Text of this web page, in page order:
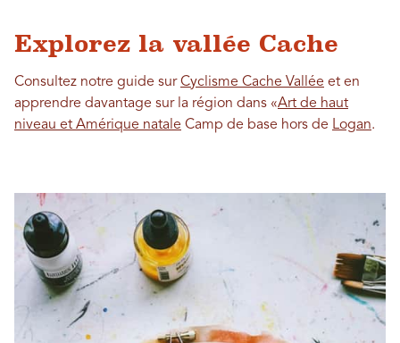
Explorez la vallée Cache
Consultez notre guide surCyclisme Cache Vallée et en
apprendre davantage sur la région dans «Art de haut
niveau et Amérique natale Camp de base hors de Logan.